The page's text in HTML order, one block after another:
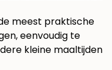
meest praktische
eenvoudig te
kleine maaltijden